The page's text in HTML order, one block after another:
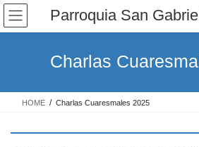
Saltar
contenido
Saltar
la
Parroquia San
Charlas
HOME Charlas Cuaresmales 2025